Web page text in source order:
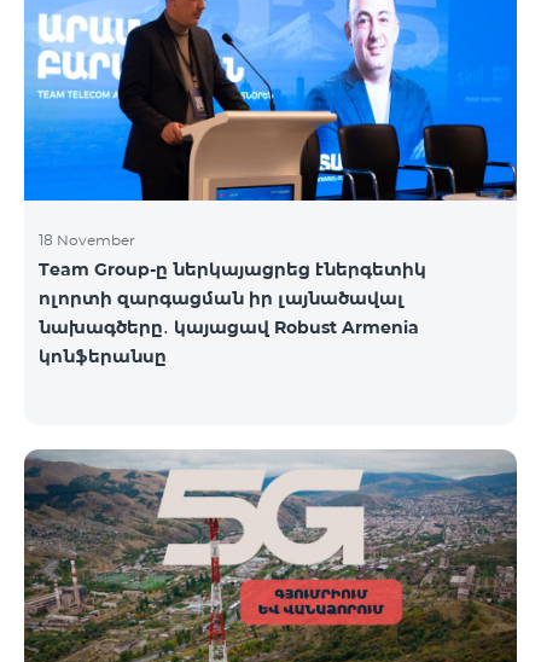
18 November
Team Group-ը ներկայացրեց էներգետիկ
ոլորտի զարգացման իր լայնածավալ
նախագծերը․ կայացավ Robust Armenia
կոնֆերանսը